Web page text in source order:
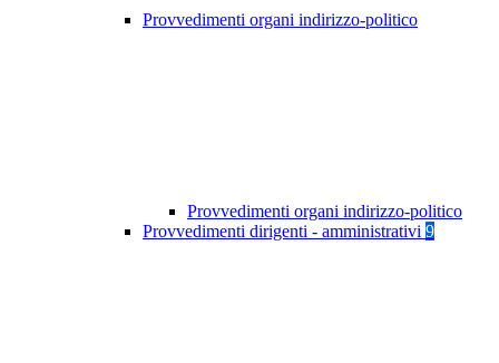
Provvedimenti organi indirizzo-politico
Provvedimenti organi indirizzo-politico
Provvedimenti dirigenti - amministrativi 9